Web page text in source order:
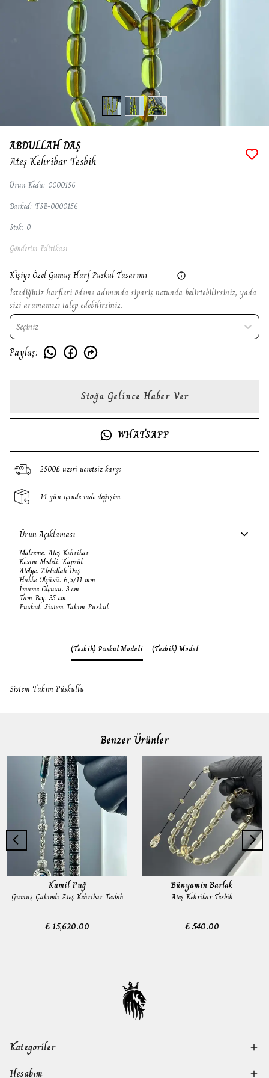
ABDULLAH DAŞ
Ateş Kehribar Tesbih
Ürün Kodu: 0000156
Barkod: TSB-0000156
Stok: 0
Gönderim Politikası
Kişiye Özel Gümüş Harf Püskül Tasarımı
İstediğiniz harfleri ödeme adımında sipariş notunda belirtebilirsiniz, yada
sizi aramamızı talep edebilirsiniz.
Seçiniz
Paylaş:
Stoğa Gelince Haber Ver
WHATSAPP
2500₺ üzeri ücretsiz kargo
14 gün içinde iade değişim
Ürün Açıklaması
Malzeme: Ateş Kehribar
Kesim Modeli: Kapsül
Atölye: Abdullah Daş
Habbe Ölçüsü: 6,5/11 mm
İmame Ölçüsü: 3 cm
Tam Boy: 35 cm
Püskül: Sistem Takım Püskül
(Tesbih) Püskül Modeli (Tesbih) Model
Sistem Takım Püsküllü
Benzer Ürünler
Kamil Puğ
Gümüş Çakımlı Ateş Kehribar Tesbih
₺ 15,620.00
Bünyamin Barlak
Ateş Kehribar Tesbih
₺ 540.00
Kategoriler
Hesabım